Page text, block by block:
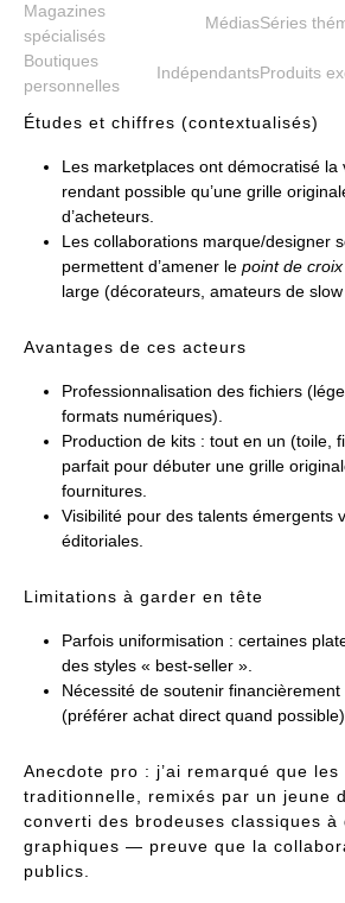
Magazines
spécialisés
MédiasSéries
Boutiques
personnelles
IndépendantsProduits
Études et chiffres (contextualisés)
Les marketplaces ont démocratisé la
rendant possible qu’une grille
d’acheteurs.
Les collaborations marque/designer
permettent d’amener le point de croix
large (décorateurs, amateurs de
Avantages de ces acteurs
Professionnalisation des fichiers
formats numériques).
Production de kits : tout en un (toile,
parfait pour débuter une grille
fournitures.
Visibilité pour des talents émergents
éditoriales.
Limitations à garder en tête
Parfois uniformisation : certaines
des styles « best-seller ».
Nécessité de soutenir
(préférer achat direct quand
Anecdote pro : j’ai remarqué que les
traditionnelle, remixés par un jeune
converti des brodeuses classiques à
graphiques — preuve que la
publics.